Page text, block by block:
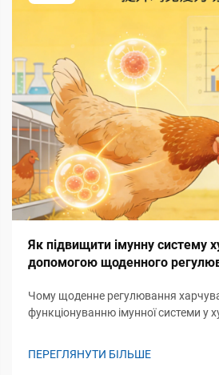
Як підвищити імунну систему
допомогою щоденного
Чому щоденне регулювання
функціонуванню імунної системи у
ПЕРЕГЛЯНУТИ БІЛЬШЕ